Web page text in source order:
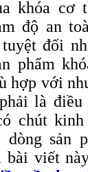
khóa cơ
độ an
đối
phẩm
hợp với
là
chút
sản
bài viết